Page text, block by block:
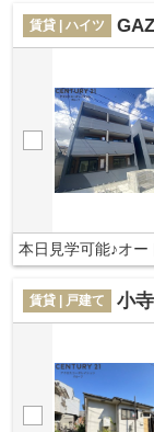
賃貸 | ハイツ
本日見学可能♪オ
賃貸 | 戸建て 小